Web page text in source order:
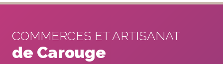
COMMERCES ET ARTISANAT
de Carouge